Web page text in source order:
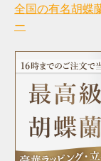
全国の有名胡蝶
ー